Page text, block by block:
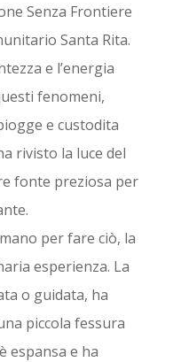
Senza Frontiere
Santa Rita.
e l’energia
fenomeni,
e custodita
rivisto la luce del
fonte preziosa per
per fare ciò, la
esperienza. La
o guidata, ha
piccola fessura
espansa e ha